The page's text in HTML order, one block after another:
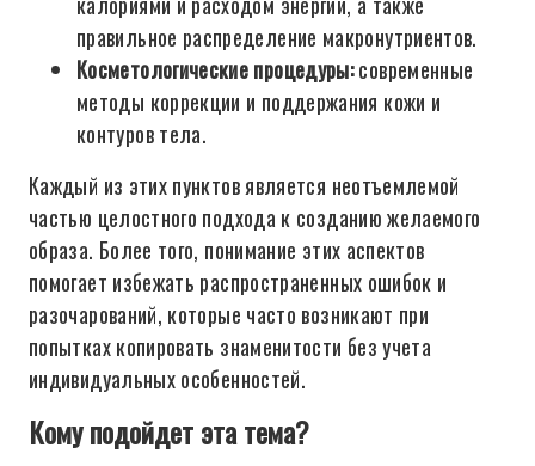
правильное распределение макронутриентов.
Косметологические процедуры:современные
методы коррекции и поддержания кожи и
контуров тела.
Каждый из этих пунктов является неотъемлемой
частью целостного подхода к созданию желаемого
образа. Более того, понимание этих аспектов
помогает избежать распространенных ошибок и
разочарований, которые часто возникают при
попытках копировать знаменитости без учета
индивидуальных особенностей.
Кому подойдет эта тема?